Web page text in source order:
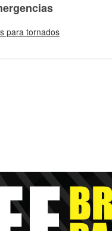
para tornados